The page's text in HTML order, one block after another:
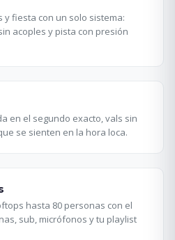
y fiesta con un solo sistema:
acoples y pista con presión
en el segundo exacto, vals sin
se sienten en la hora loca.
hasta 80 personas con el
sub, micrófonos y tu playlist